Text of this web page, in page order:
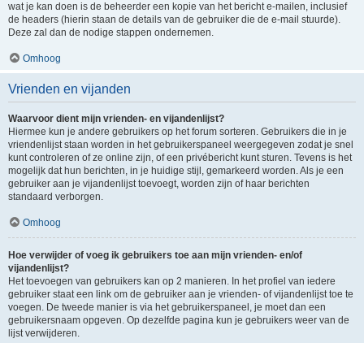
wat je kan doen is de beheerder een kopie van het bericht e-mailen, inclusief
de headers (hierin staan de details van de gebruiker die de e-mail stuurde).
Deze zal dan de nodige stappen ondernemen.
Omhoog
Vrienden en vijanden
Waarvoor dient mijn vrienden- en vijandenlijst?
Hiermee kun je andere gebruikers op het forum sorteren. Gebruikers die in je
vriendenlijst staan worden in het gebruikerspaneel weergegeven zodat je snel
kunt controleren of ze online zijn, of een privébericht kunt sturen. Tevens is het
mogelijk dat hun berichten, in je huidige stijl, gemarkeerd worden. Als je een
gebruiker aan je vijandenlijst toevoegt, worden zijn of haar berichten
standaard verborgen.
Omhoog
Hoe verwijder of voeg ik gebruikers toe aan mijn vrienden- en/of
vijandenlijst?
Het toevoegen van gebruikers kan op 2 manieren. In het profiel van iedere
gebruiker staat een link om de gebruiker aan je vrienden- of vijandenlijst toe te
voegen. De tweede manier is via het gebruikerspaneel, je moet dan een
gebruikersnaam opgeven. Op dezelfde pagina kun je gebruikers weer van de
lijst verwijderen.